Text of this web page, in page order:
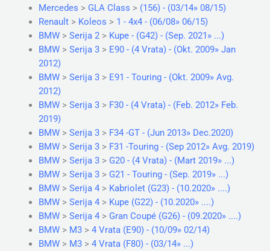
Mercedes > GLA Class > (156) - (03/14» 08/15)
Renault> Koleos > 1 - 4x4 - (06/08» 06/15)
BMW> Serija 2> Kupe - (G42) - (Sep. 2021» ...)
BMW> Serija 3> E90 - (4 Vrata) - (Okt. 2009» Jan
2012)
BMW> Serija 3> E91 - Touring - (Okt. 2009» Avg.
2012)
BMW> Serija 3> F30 - (4 Vrata) - (Feb. 2012» Feb.
2019)
BMW> Serija 3> F34 -GT - (Jun 2013» Dec.2020)
BMW> Serija 3> F31 -Touring - (Sep 2012» Avg. 2019)
BMW> Serija 3> G20 - (4 Vrata) - (Mart 2019» ...)
BMW> Serija 3> G21 - Touring - (Sep. 2019» ...)
BMW> Serija 4> Kabriolet (G23) - (10.2020» ....)
BMW> Serija 4> Kupe (G22) - (10.2020» ....)
BMW> Serija 4> Gran Coupé (G26) - (09.2020» ....)
BMW> M3> 4 Vrata (E90) - (10/09» 02/14)
BMW> M3> 4 Vrata (F80) - (03/14» ...)